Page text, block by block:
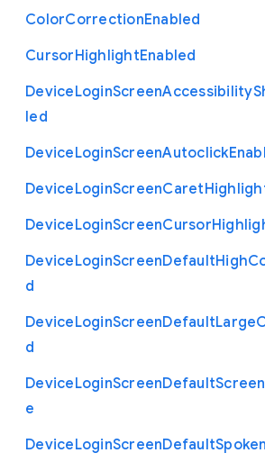
ColorCorrectionEnabled
CursorHighlightEnabled
DeviceLoginScreenAccessibility
led
DeviceLoginScreenAutoclick
DeviceLoginScreenCaret
DeviceLoginScreenCursor
DeviceLoginScreenDefaultHigh
d
DeviceLoginScreenDefaultLarge
d
DeviceLoginScreenDefaultScreen
e
DeviceLoginScreenDefaultSpoken